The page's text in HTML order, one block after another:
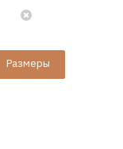
Размеры